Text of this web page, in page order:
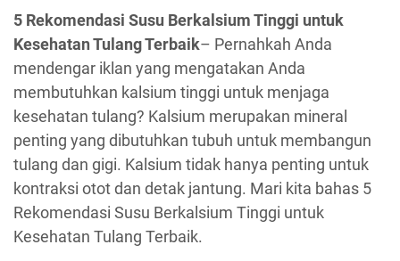
5 Rekomendasi Susu Berkalsium Tinggi untuk
Kesehatan Tulang Terbaik– Pernahkah Anda
mendengar iklan yang mengatakan Anda
membutuhkan kalsium tinggi untuk menjaga
kesehatan tulang? Kalsium merupakan mineral
penting yang dibutuhkan tubuh untuk membangun
tulang dan gigi. Kalsium tidak hanya penting untuk
kontraksi otot dan detak jantung. Mari kita bahas 5
Rekomendasi Susu Berkalsium Tinggi untuk
Kesehatan Tulang Terbaik.